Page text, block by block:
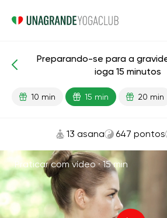
Gravidez
Preparando-se para a
ioga 15 minutos
10 min 15 min 20 min
13 asana 647 pontos
Praticar com vídeo ·15 min